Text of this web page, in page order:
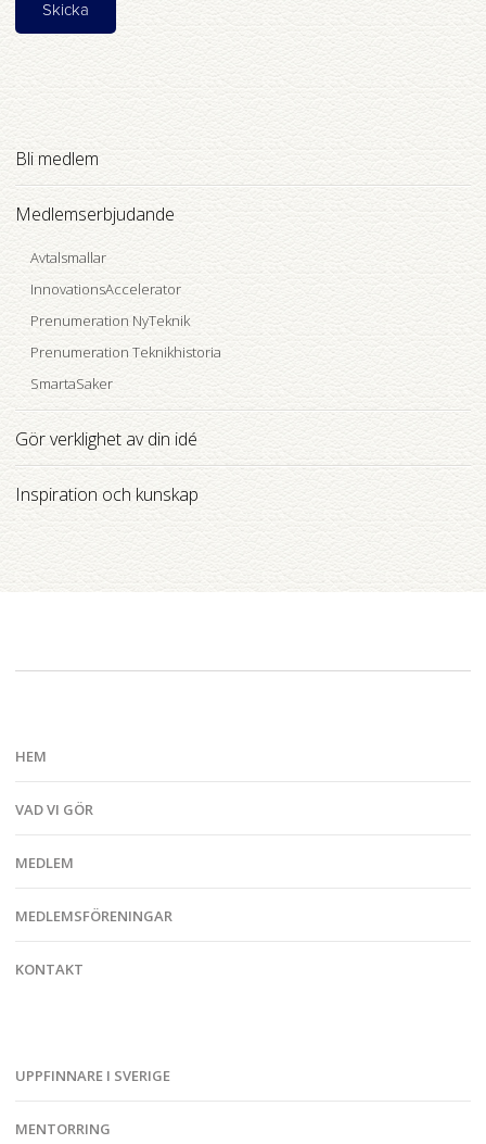
Bli medlem
Medlemserbjudande
Avtalsmallar
InnovationsAccelerator
Prenumeration NyTeknik
Prenumeration Teknikhistoria
SmartaSaker
Gör verklighet av din idé
Inspiration och kunskap
HEM
VAD VI GÖR
MEDLEM
MEDLEMSFÖRENINGAR
KONTAKT
UPPFINNARE I SVERIGE
MENTORRING